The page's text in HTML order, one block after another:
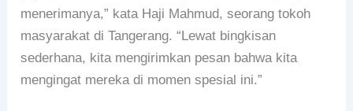
menerimanya,” kata Haji Mahmud, seorang tokoh
masyarakat di Tangerang. “Lewat bingkisan
sederhana, kita mengirimkan pesan bahwa kita
mengingat mereka di momen spesial ini.”